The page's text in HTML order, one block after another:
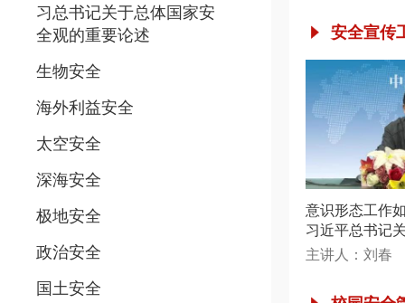
习总书记关于总体国家安
全观的重要论述
生物安全
海外利益安全
太空安全
深海安全
极地安全
政治安全
国土安全
安全宣传
意识形态工作
习近平总书记
讲话精神解读
主讲人：刘春